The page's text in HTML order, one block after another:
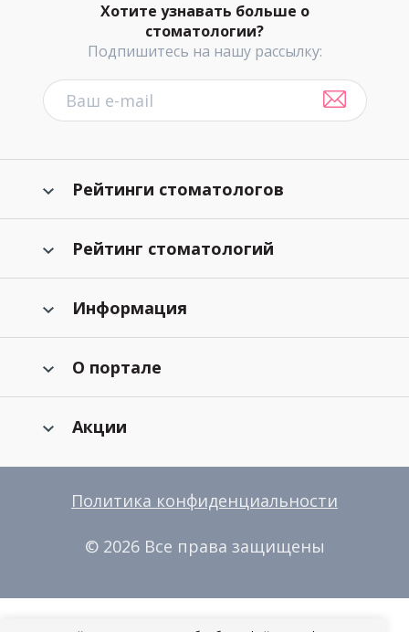
Хотите узнавать больше о
стоматологии?
Подпишитесь на нашу рассылку:
Рейтинги стоматологов
Рейтинг стоматологий
Информация
О портале
Акции
Политика конфиденциальности
© 2026 Все права защищены